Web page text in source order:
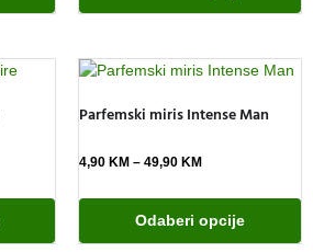
Parfemski miris Intense Man
4,90 KM – 49,90 KM
Odaberi opcije